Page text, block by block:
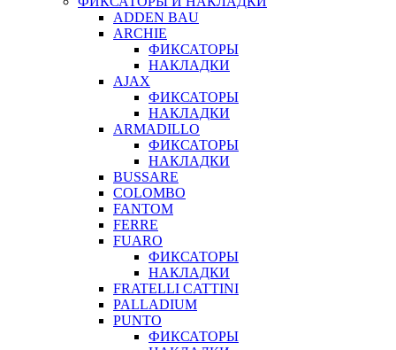
ADDEN BAU
ARCHIE
ФИКСАТОРЫ
НАКЛАДКИ
AJAX
ФИКСАТОРЫ
НАКЛАДКИ
ARMADILLO
ФИКСАТОРЫ
НАКЛАДКИ
BUSSARE
COLOMBO
FANTOM
FERRE
FUARO
ФИКСАТОРЫ
НАКЛАДКИ
FRATELLI CATTINI
PALLADIUM
PUNTO
ФИКСАТОРЫ